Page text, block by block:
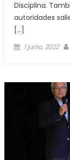
Disciplina.
autoridades
[…]
1 junio, 2022